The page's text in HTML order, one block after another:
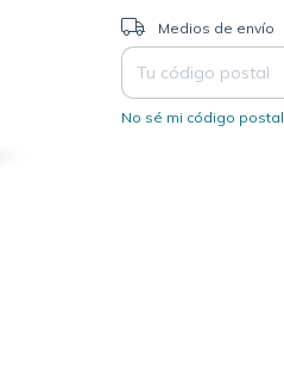
Entregas para el CP:
Medios de envío
No sé mi código postal